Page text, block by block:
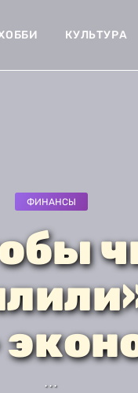
КУЛЬТУРА
ФИНАНСЫ
...